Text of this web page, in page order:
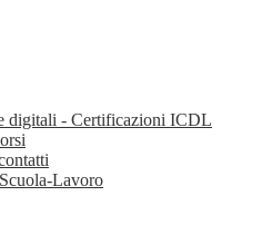
digitali - Certificazioni ICDL
Lavoro